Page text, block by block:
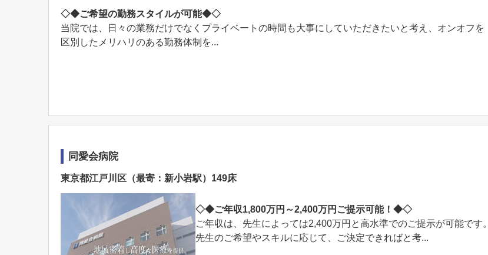
◇◆ご希望の勤務スタイルが可能◆◇
当院では、日々の業務だけでなくプライベートの時間も⼤事にしていただきたいと考え、オンオフを
区別したメリハリのある勤務体制を...
同愛会病院
東京都江戸川区（最寄：新小岩駅）149床
◇◆ご年収1,800万円～2,400万円ご提示可能！◆◇
ご年収は、先生によっては2,400万円と高水準でのご提示が可能です。
先生のご希望やスキルに応じて、ご決定できればと考...